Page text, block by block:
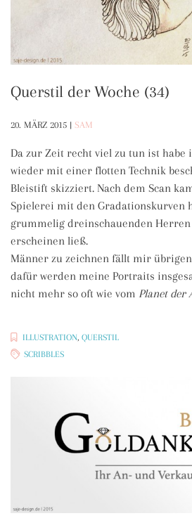
Querstil der Woche (34)
20. MÄRZ 2015 | SAM
Da zur Zeit recht viel zu tun ist habe
wieder mit einer flotten Technik
Bleistift skizziert. Nach dem Scan
Spielerei mit den Gradationskurven
grummelig dreinschauenden
erscheinen ließ.
Männer zu zeichnen fällt mir
dafür werden meine Portraits
nicht mehr so oft wie vom Planet der
ILLUSTRATION, QUERSTIL
SCRIBBLES